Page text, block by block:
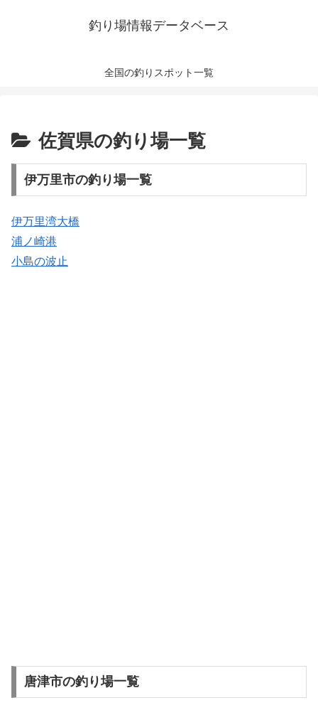
釣り場情報データベース
全国の釣りスポット一覧
佐賀県の釣り場一覧
伊万里市の釣り場一覧
伊万里湾大橋
浦ノ崎港
小島の波止
唐津市の釣り場一覧